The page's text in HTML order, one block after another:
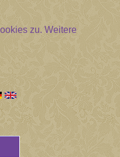
zu.Weitere